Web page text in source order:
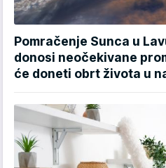
Pomračenje Sunca u
donosi neočekivane
će doneti obrt života u